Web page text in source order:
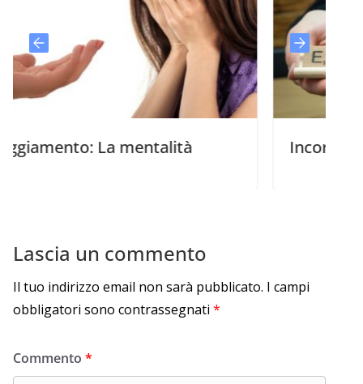
La mentalità
Lascia un commento
Il tuo indirizzo email non sarà pubblicato. I campi
obbligatori sono contrassegnati *
Commento *